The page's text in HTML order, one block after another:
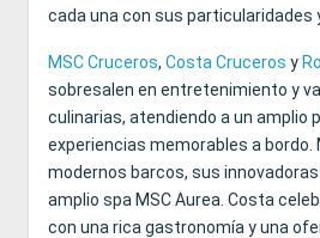
cada una con sus particularidades
MSC Cruceros, Costa Cruceros y
sobresalen en entretenimiento y
culinarias, atendiendo a un amplio
experiencias memorables a bordo.
modernos barcos, sus
amplio spa MSC Aurea. Costa
con una rica gastronomía y una